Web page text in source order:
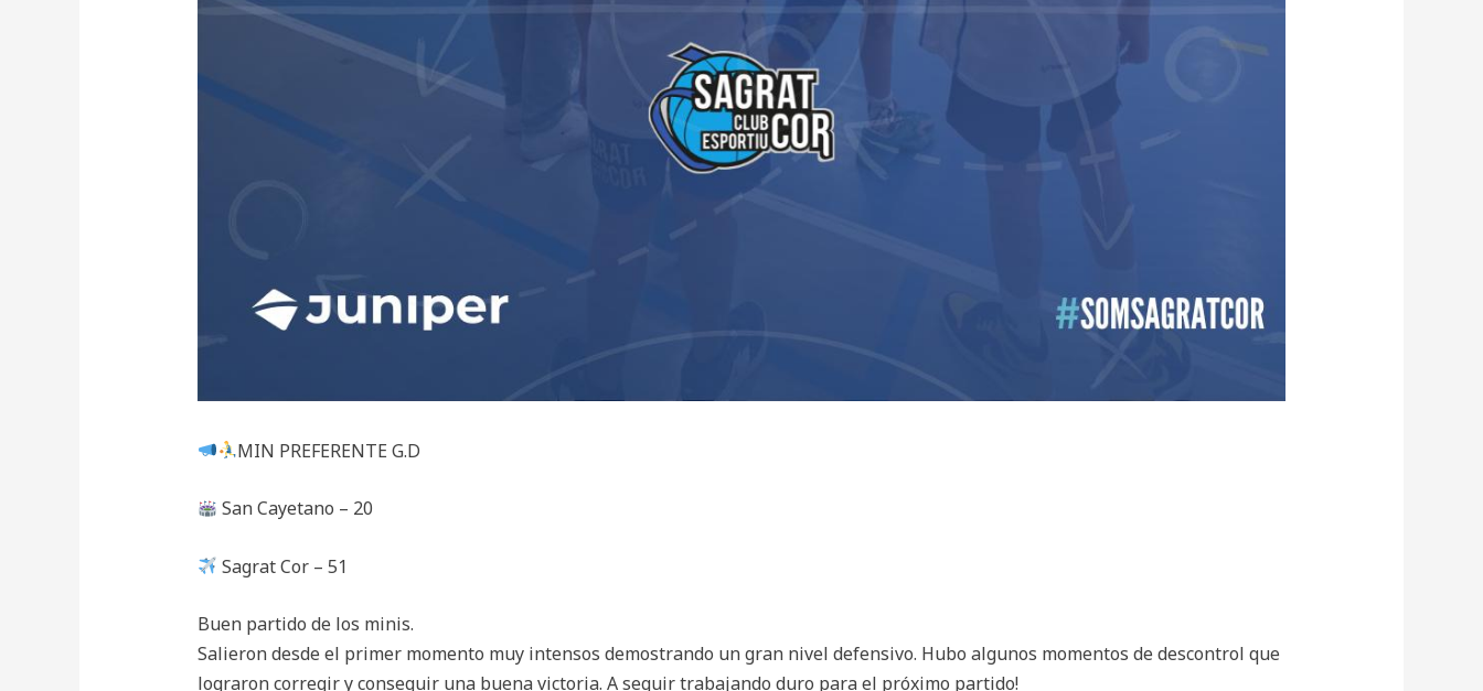
MIN PREFERENTE G.D
San Cayetano – 20
Sagrat Cor – 51
Buen partido de los minis.
Salieron desde el primer momento muy intensos demostrando un gran nivel defensivo. Hubo algunos momentos de descontrol que
lograron corregir y conseguir una buena victoria. A seguir trabajando duro para el próximo partido!